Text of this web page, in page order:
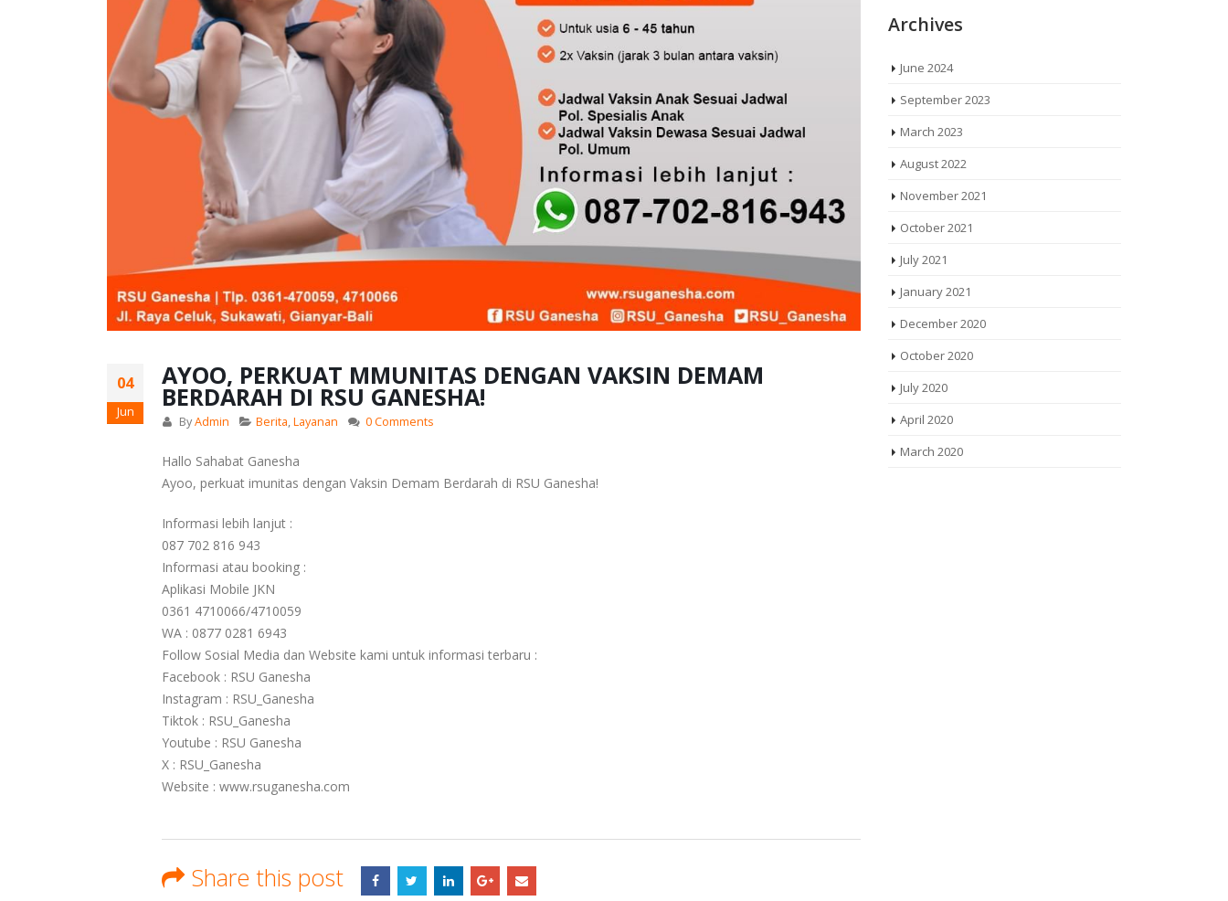
04
Jun
AYOO, PERKUAT MMUNITAS DENGAN VAKSIN DEMAM
BERDARAH DI RSU GANESHA!
ByAdmin Berita,Layanan 0 Comments
Hallo Sahabat Ganesha
Ayoo, perkuat imunitas dengan Vaksin Demam Berdarah di RSU Ganesha!
Informasi lebih lanjut :
087 702 816 943
Informasi atau booking :
Aplikasi Mobile JKN
0361 4710066/4710059
WA : 0877 0281 6943
Follow Sosial Media dan Website kami untuk informasi terbaru :
Facebook : RSU Ganesha
Instagram : RSU_Ganesha
Tiktok : RSU_Ganesha
Youtube : RSU Ganesha
X : RSU_Ganesha
Website : www.rsuganesha.com
Share this post
Archives
June 2024
September 2023
March 2023
August 2022
November 2021
October 2021
July 2021
January 2021
December 2020
October 2020
July 2020
April 2020
March 2020